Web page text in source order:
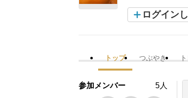
ログイン
トップ つぶやき
参加メンバー 5人